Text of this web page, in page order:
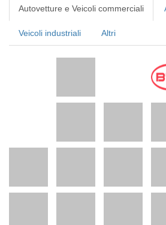
Autovetture e Veicoli commerciali
Veicoli industriali Altri